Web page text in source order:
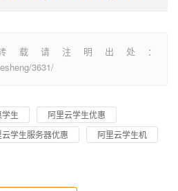
载请注明出处：
3631/
生
阿里云学生优惠
云学生服务器优惠
阿里云学生机